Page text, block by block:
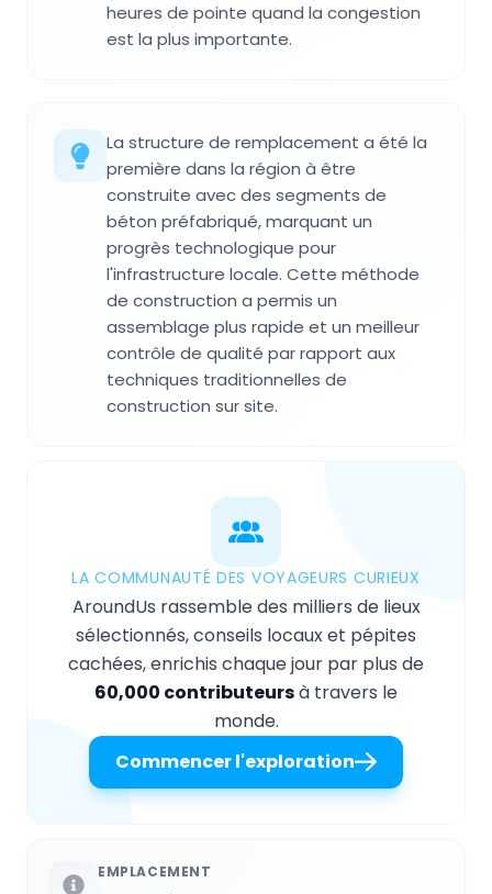
heures de pointe quand la congestion
est la plus importante.
La structure de remplacement a été la
première dans la région à être
construite avec des segments de
béton préfabriqué, marquant un
progrès technologique pour
l'infrastructure locale. Cette méthode
de construction a permis un
assemblage plus rapide et un meilleur
contrôle de qualité par rapport aux
techniques traditionnelles de
construction sur site.
LA COMMUNAUTÉ DES VOYAGEURS CURIEUX
AroundUs rassemble des milliers de lieux
sélectionnés, conseils locaux et pépites
cachées, enrichis chaque jour par plus de
60,000 contributeursà travers le
monde.
Commencer l'exploration
EMPLACEMENT